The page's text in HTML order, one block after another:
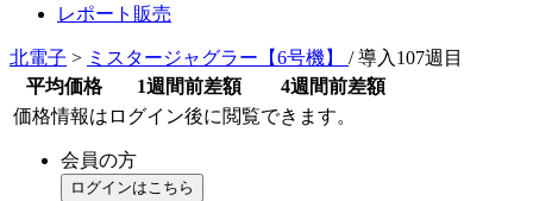
レポート販売
北電子 > ミスタージャグラー【6号機】 / 導入107週目
平均価格
1週間前差額
4週間前差額
価格情報はログイン後に閲覧できます。
会員の方
ログインはこちら